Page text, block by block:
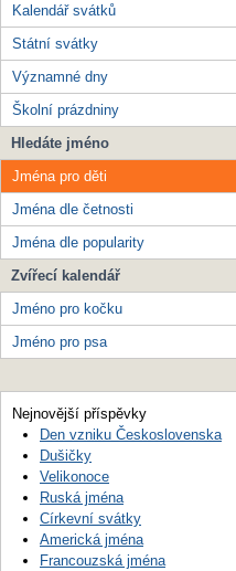
Kalendář svátků
Státní svátky
Významné dny
Školní prázdniny
Hledáte jméno
Jména pro děti
Jména dle četnosti
Jména dle popularity
Zvířecí kalendář
Jméno pro kočku
Jméno pro psa
Nejnovější příspěvky
Den vzniku Československa
Dušičky
Velikonoce
Ruská jména
Církevní svátky
Americká jména
Francouzská jména